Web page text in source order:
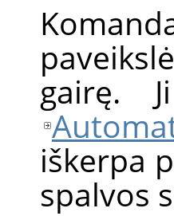
gairę.
iškerpa
spalvos